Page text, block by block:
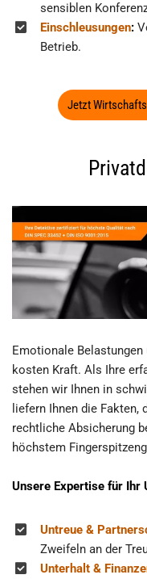
sensiblen
Einschleusungen:
Betrieb.
Jetzt
Emotionale
kosten Kraft. Als Ihre
stehen wir Ihnen in
liefern Ihnen die Fakten,
rechtliche Absicherung
höchstem
Unsere Expertise für Ihr
Untreue &
Zweifeln an der
Unterhalt &